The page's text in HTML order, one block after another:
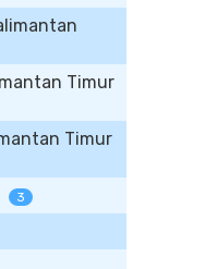
Timur
Timur
3